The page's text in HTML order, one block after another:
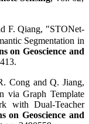
F. Qiang, "STONet-
Segmentation in
on Geoscience and
Cong and Q. Jiang,
via Graph Template
with Dual-Teacher
on Geoscience and